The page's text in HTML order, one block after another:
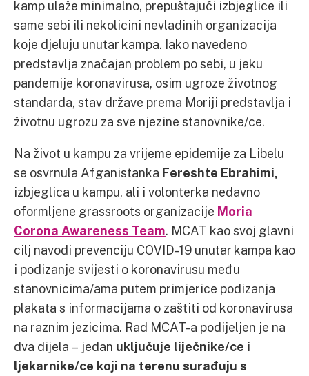
kamp ulaže minimalno, prepuštajući izbjeglice ili
same sebi ili nekolicini nevladinih organizacija
koje djeluju unutar kampa. Iako navedeno
predstavlja značajan problem po sebi, u jeku
pandemije koronavirusa, osim ugroze životnog
standarda, stav države prema Moriji predstavlja i
životnu ugrozu za sve njezine stanovnike/ce.
Na život u kampu za vrijeme epidemije za Libelu
se osvrnula Afganistanka Fereshte Ebrahimi,
izbjeglica u kampu, ali i volonterka nedavno
oformljene grassroots organizacije Moria
Corona Awareness Team. MCAT kao svoj glavni
cilj navodi prevenciju COVID-19 unutar kampa kao
i podizanje svijesti o koronavirusu među
stanovnicima/ama putem primjerice podizanja
plakata s informacijama o zaštiti od koronavirusa
na raznim jezicima. Rad MCAT-a podijeljen je na
dva dijela – jedan uključuje liječnike/ce i
ljekarnike/ce koji na terenu surađuju s